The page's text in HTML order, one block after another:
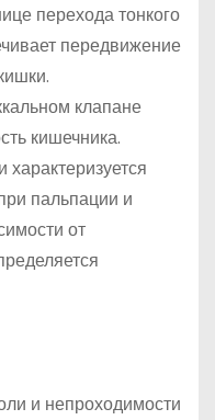
перехода тонкого
передвижение
клапане
кишечника.
пальпации и
от
и непроходимости